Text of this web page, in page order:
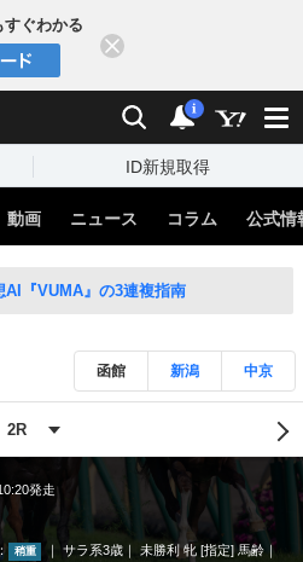
ぐわかる
検索 通知
i
ID新規取得
動画 ニュース コラム 公式情
AI『VUMA』の3連複指南
函館 新潟 中京
発走
稍重 サラ系3歳
未勝利 牝 [指定] 馬齢